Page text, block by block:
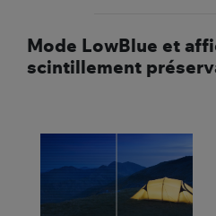
Mode LowBlue et
scintillement